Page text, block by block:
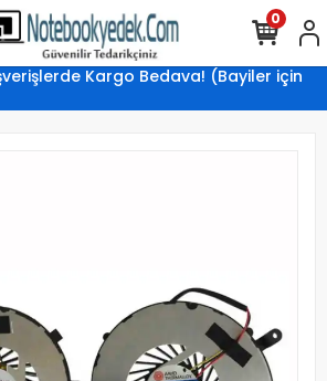
Kargo Bedava! (Bayiler için
0